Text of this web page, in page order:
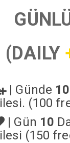
(DAILY
| Günde 10
(100
| Gün 10
(150